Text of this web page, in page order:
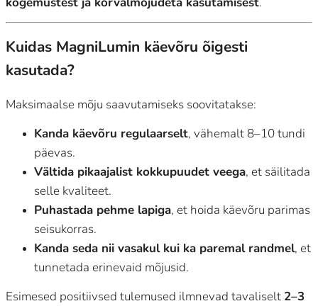
Kuidas MagniLumin käevõru õigesti
kasutada?
Maksimaalse mõju saavutamiseks soovitatakse:
Kanda käevõru regulaarselt, vähemalt 8–10 tundi
päevas.
Vältida pikaajalist kokkupuudet veega, et säilitada
selle kvaliteet.
Puhastada pehme lapiga, et hoida käevõru parimas
seisukorras.
Kanda seda nii vasakul kui ka paremal randmel, et
tunnetada erinevaid mõjusid.
Esimesed positiivsed tulemused ilmnevad tavaliselt 2–3